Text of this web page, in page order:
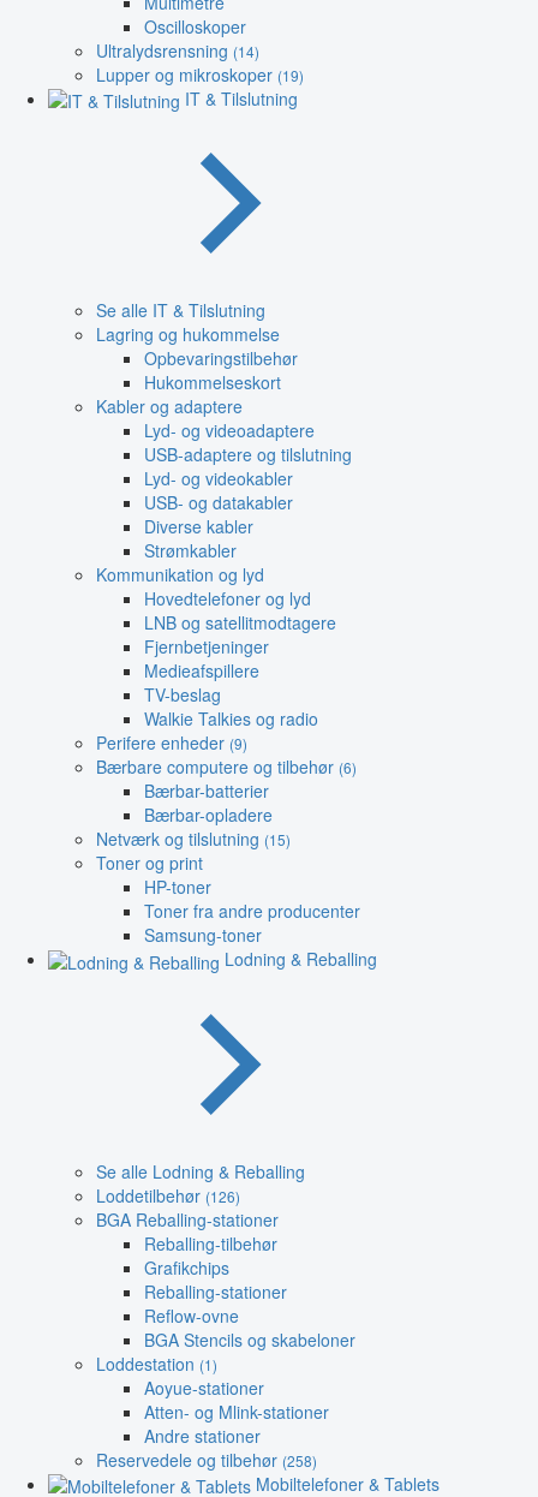
Oscilloskoper
Ultralydsrensning (14)
Lupper og mikroskoper (19)
IT & Tilslutning
Se alle IT & Tilslutning
Lagring og hukommelse
Opbevaringstilbehør
Hukommelseskort
Kabler og adaptere
Lyd- og videoadaptere
USB-adaptere og tilslutning
Lyd- og videokabler
USB- og datakabler
Diverse kabler
Strømkabler
Kommunikation og lyd
Hovedtelefoner og lyd
LNB og satellitmodtagere
Fjernbetjeninger
Medieafspillere
TV-beslag
Walkie Talkies og radio
Perifere enheder (9)
Bærbare computere og tilbehør (6)
Bærbar-batterier
Bærbar-opladere
Netværk og tilslutning (15)
Toner og print
HP-toner
Toner fra andre producenter
Samsung-toner
Lodning & Reballing
Se alle Lodning & Reballing
Loddetilbehør (126)
BGA Reballing-stationer
Reballing-tilbehør
Grafikchips
Reballing-stationer
Reflow-ovne
BGA Stencils og skabeloner
Loddestation (1)
Aoyue-stationer
Atten- og Mlink-stationer
Andre stationer
Reservedele og tilbehør (258)
Mobiltelefoner & Tablets